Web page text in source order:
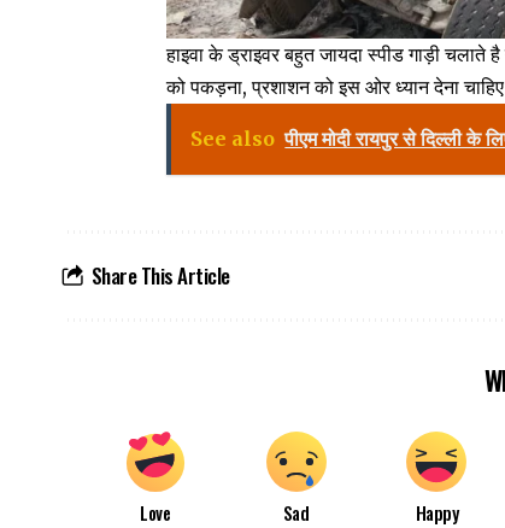
हाइवा के ड्राइवर बहुत जायदा स्पीड गाड़ी चलाते
को पकड़ना, प्रशाशन को इस ओर ध्यान देना
See also पीएम मोदी रायपुर से दिल्ली के
Share This Article
Love Sad Happy